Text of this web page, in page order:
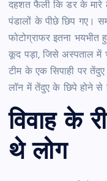
दहशत फैली कि डर के मारे
पंडालों के पीछे छिप गए।
फोटोग्राफर इतना
कूद पड़ा, जिसे अस्पताल में
टीम के एक सिपाही पर
लॉन में तेंदुए के छिपे होने से
विवाह के
थे लोग